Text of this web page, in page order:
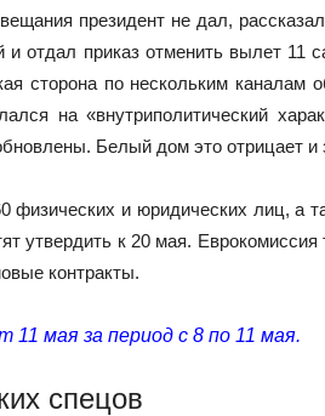
президент не дал,
и отдал приказ отменить вылет
сторона по нескольким
на «внутриполитический
Белый дом это отрицает
физических и юридических лиц, а
утвердить к 20 мая.
контракты.
мая за период с 8 по 11 мая.
спецов